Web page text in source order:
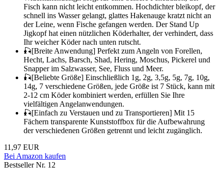
Fisch kann nicht leicht entkommen. Hochdichter bleikopf, der
schnell ins Wasser gelangt, glattes Hakenauge kratzt nicht an
der Leine, wenn Fische gefangen werden. Der Stand Up
Jigkopf hat einen nützlichen Köderhalter, der verhindert, dass
Ihr weicher Köder nach unten rutscht.
🎣[Breite Anwendung] Perfekt zum Angeln von Forellen,
Hecht, Lachs, Barsch, Shad, Hering, Moschus, Pickerel und
Snapper im Salzwasser, See, Fluss und Meer.
🎣[Beliebte Größe] Einschließlich 1g, 2g, 3,5g, 5g, 7g, 10g,
14g, 7 verschiedene Größen, jede Größe ist 7 Stück, kann mit
2-12 cm Köder kombiniert werden, erfüllen Sie Ihre
vielfältigen Angelanwendungen.
🎣[Einfach zu Verstauen und zu Transportieren] Mit 15
Fächern transparente Kunststoffbox für die Aufbewahrung
der verschiedenen Größen getrennt und leicht zugänglich.
11,97 EUR
Bei Amazon kaufen
Bestseller Nr. 12